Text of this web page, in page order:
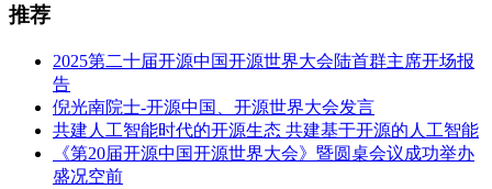
推荐
2025第二十届开源中国开源世界大会陆首群主席开场报
告
倪光南院士-开源中国、开源世界大会发言
共建人工智能时代的开源生态 共建基于开源的人工智能
《第20届开源中国开源世界大会》暨圆桌会议成功举办
盛况空前